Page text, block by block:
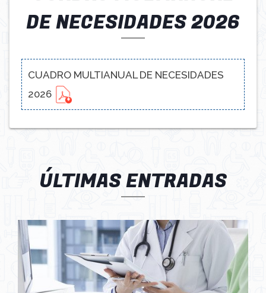
DE NECESIDADES 2026
CUADRO MULTIANUAL DE NECESIDADES
2026
ÚLTIMAS ENTRADAS